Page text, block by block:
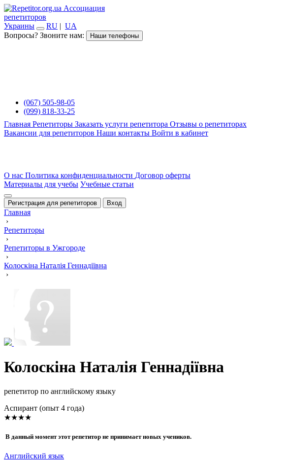
Ассоциация
репетиторов
Украины
RU | UA
Вопросы? Звоните нам:
Наши телефоны
(067) 505-98-05
(099) 818-33-25
Главная Репетиторы Заказать услуги репетитора Отзывы о репетиторах
Вакансии для репетиторов Наши контакты Войти в кабинет
О нас Политика конфиденциальности Договор оферты
Материалы для учебы Учебные статьи
Регистрация для репетиторов Вход
Главная
›
Репетиторы
›
Репетиторы в Ужгороде
›
Колоскіна Наталія Геннадіївна
›
Колоскіна Наталія Геннадіївна
репетитор по английскому языку
Аспирант (опыт 4 года)
★★★★
В данный момент этот репетитор не принимает новых учеников.
Английский язык